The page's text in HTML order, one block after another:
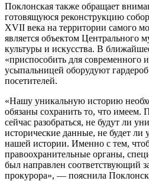
Поклонская также обращает
готовящуюся реконструкцию
XVII века на территории самого
является объектом Центрального
культуры и искусства. В
«приспособить для современного
усыпальницей оборудуют
посетителей.
«Нашу уникальную историю
обязаны сохранить то, что имеем.
сейчас разобраться, не будут ли
исторические данные, не будет ли
нашей истории. Именно с тем,
правоохранительные органы,
был направлен соответствующий
прокурора», — пояснила